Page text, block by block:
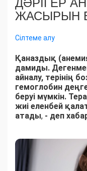
ДӘРІГЕР
ЖАСЫРЫН
Сілтеме алу
Қаназдық
дамиды.
айналу, терінің
гемоглобин
беруі мүмкін.
жиі еленбей
атады, - деп